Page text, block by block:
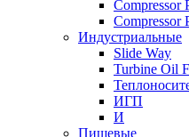
Compressor
Compressor
Индустриальные
Slide Way
Turbine Oil
ИГП
И
Пищевые